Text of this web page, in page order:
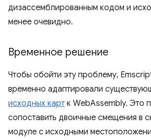
дизассемблированным кодом и
менее очевидно.
Временное решение
Чтобы обойти эту проблему,
временно адаптировали
исходных карт к WebAssembly. Это
сопоставить двоичные смещения в
модуле с исходными